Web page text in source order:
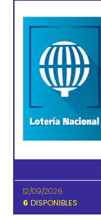
12/09/2026
6 DISPONIBLES